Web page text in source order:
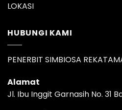
LOKASI
HUBUNGI KAMI
PENERBIT SIMBIOSA
Alamat
Jl. Ibu Inggit Garnasih No. 31